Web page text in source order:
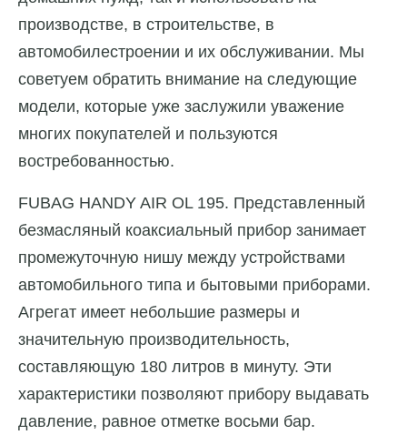
производстве, в строительстве, в
автомобилестроении и их обслуживании. Мы
советуем обратить внимание на следующие
модели, которые уже заслужили уважение
многих покупателей и пользуются
востребованностью.
FUBAG HANDY AIR OL 195. Представленный
безмасляный коаксиальный прибор занимает
промежуточную нишу между устройствами
автомобильного типа и бытовыми приборами.
Агрегат имеет небольшие размеры и
значительную производительность,
составляющую 180 литров в минуту. Эти
характеристики позволяют прибору выдавать
давление, равное отметке восьми бар.